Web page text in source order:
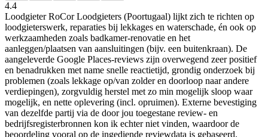
4.4
Loodgieter RoCor Loodgieters (Poortugaal) lijkt zich te richten op
loodgieterswerk, reparaties bij lekkages en waterschade, én ook op
werkzaamheden zoals badkamer-renovatie en het
aanleggen/plaatsen van aansluitingen (bijv. een buitenkraan). De
aangeleverde Google Places-reviews zijn overwegend zeer positief
en benadrukken met name snelle reactietijd, grondig onderzoek bij
problemen (zoals lekkage op/van zolder en doorloop naar andere
verdiepingen), zorgvuldig herstel met zo min mogelijk sloop waar
mogelijk, en nette oplevering (incl. opruimen). Externe bevestiging
van dezelfde partij via de door jou toegestane review- en
bedrijfsregisterbronnen kon ik echter niet vinden, waardoor de
beoordeling vooral op de ingediende reviewdata is gebaseerd.